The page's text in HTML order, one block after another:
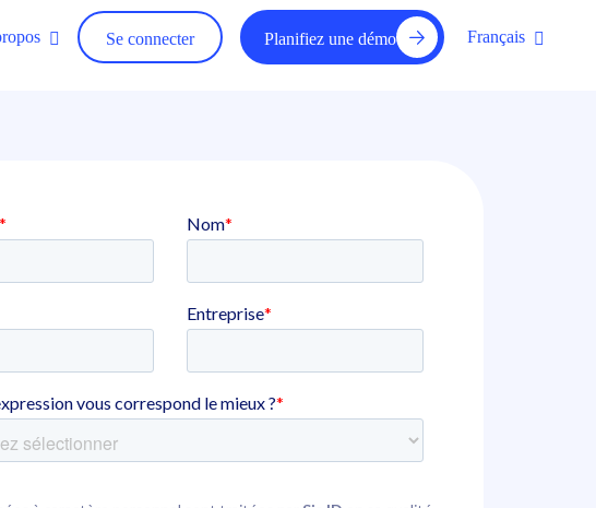
Se connecter Planifiez une démo Français